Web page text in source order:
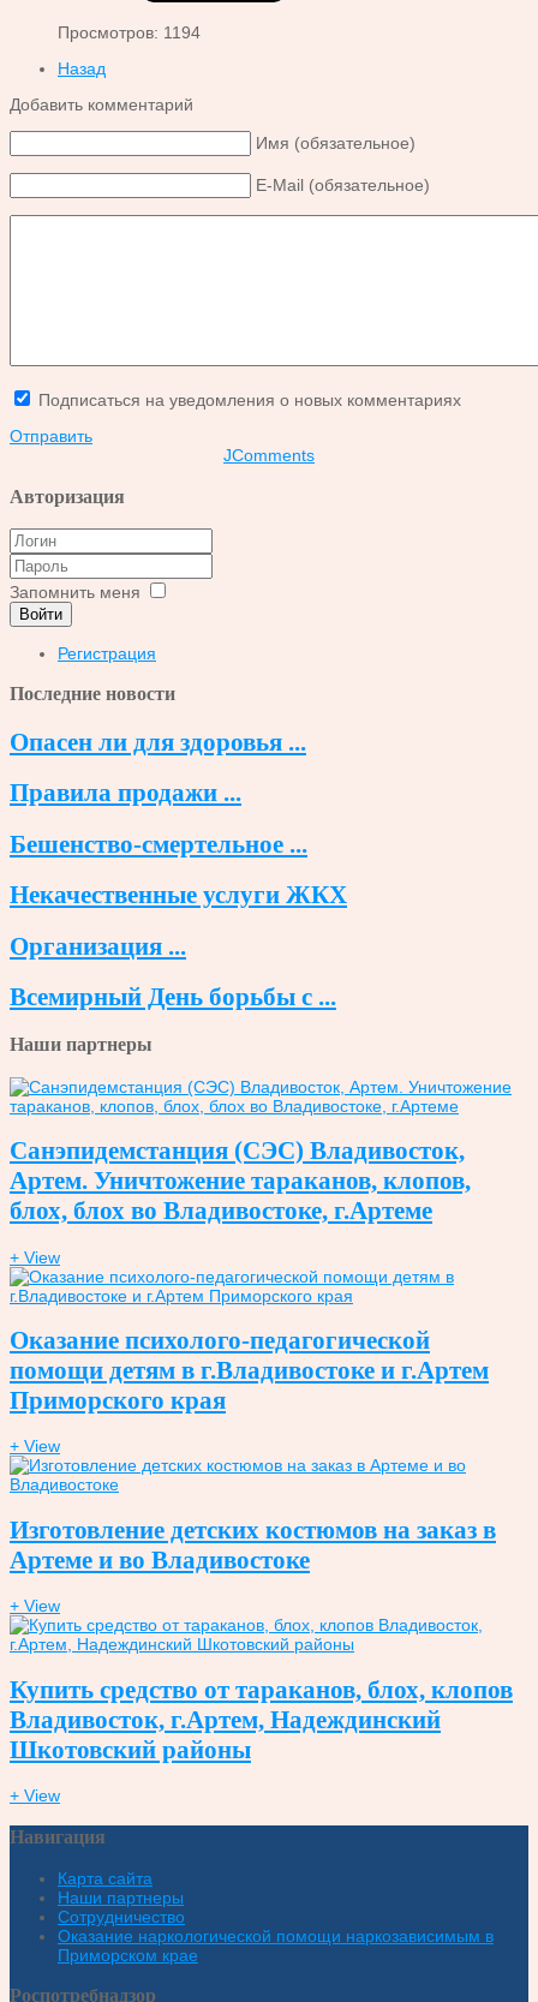
Просмотров: 1194
Назад
Добавить комментарий
Имя (обязательное)
E-Mail (обязательное)
Подписаться на уведомления о новых комментариях
Отправить
JComments
Авторизация
Запомнить меня
Войти
Регистрация
Последние новости
Опасен ли для здоровья ...
Правила продажи ...
Бешенство-смертельное ...
Некачественные услуги ЖКХ
Организация ...
Всемирный День борьбы с ...
Наши партнеры
Санэпидемстанция (СЭС) Владивосток,
Артем. Уничтожение тараканов, клопов,
блох, блох во Владивостоке, г.Артеме
+ View
Оказание психолого-педагогической
помощи детям в г.Владивостоке и г.Артем
Приморского края
+ View
Изготовление детских костюмов на заказ в
Артеме и во Владивостоке
+ View
Купить средство от тараканов, блох, клопов
Владивосток, г.Артем, Надеждинский
Шкотовский районы
+ View
Навигация
Карта сайта
Наши партнеры
Сотрудничество
Оказание наркологической помощи наркозависимым в
Приморском крае
Роспотребнадзор